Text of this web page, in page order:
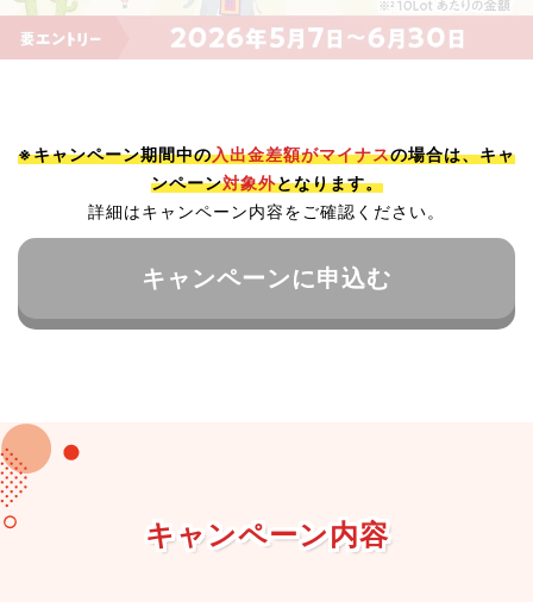
※キャンペーン期間中の入出金差額がマイナスの場合は、キャ
ンペーン対象外となります。
詳細はキャンペーン内容をご確認ください。
キャンペーンに申込む
キャンペーン内容